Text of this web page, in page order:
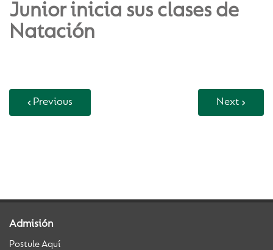
Junior inicia sus clases de
Natación
Previous Next
Admisión
Postule Aquí